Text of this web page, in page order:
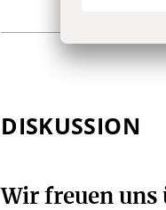
DISKUSSION
Wir freuen